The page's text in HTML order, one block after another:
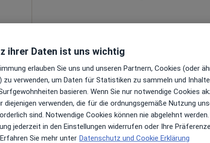
Heute
6 Aug
Morgen
7 Aug
Sa,
8 Aug
So,
9 Aug
Online-Terminbuchung nicht verfügbar
ihrer Daten ist uns wichtig
erlauben Sie uns und unseren Partnern, Cookies (oder
zu verwenden, um Daten für Statistiken zu sammeln und
basieren. Wenn Sie nur notwendige Cookies
diejenigen verwenden, die für die ordnungsgemäße Nutzung
sind. Notwendige Cookies können nie abgelehnt werden.
jederzeit in den Einstellungen widerrufen oder Ihre
Sie mehr unter Datenschutz und Cookie Erklärung